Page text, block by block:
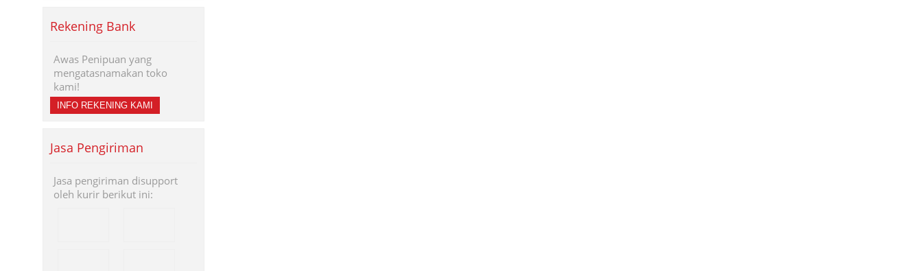
Rekening Bank
Awas Penipuan yang
mengatasnamakan toko
kami!
INFO REKENING KAMI
Jasa Pengiriman
Jasa pengiriman disupport
oleh kurir berikut ini: